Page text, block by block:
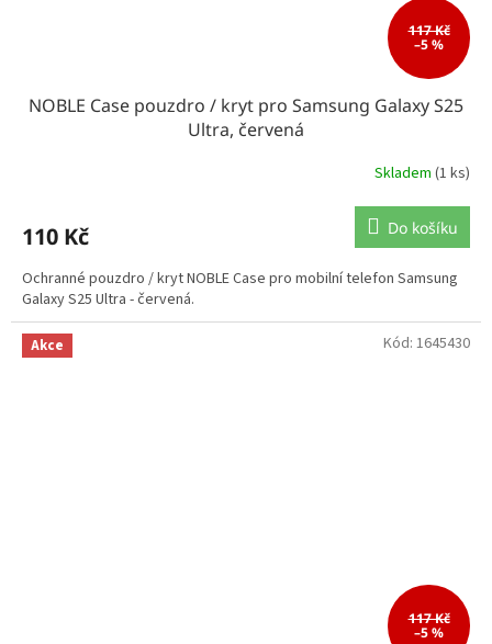
117 Kč
–5 %
NOBLE Case pouzdro / kryt pro Samsung Galaxy S25
Ultra, červená
Skladem (1 ks)
110 Kč Do košíku
Ochranné pouzdro / kryt NOBLE Case pro mobilní telefon Samsung
Galaxy S25 Ultra - červená.
Akce
117 Kč
–5 %
Kód: 1645430